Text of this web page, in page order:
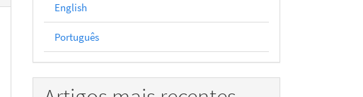
English
Português